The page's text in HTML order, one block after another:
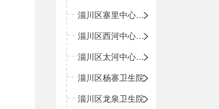
淄川区寨里中心卫生院
淄川区西河中心卫生院
淄川区太河中心卫生院
淄川区杨寨卫生院
淄川区龙泉卫生院